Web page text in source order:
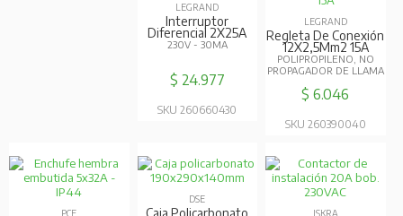
LEGRAND
Interruptor
Diferencial 2X25A
230V - 30MA
$ 24.977
SKU 260660430
LEGRAND
Regleta De Conexión
12X2,5Mm2 15A
POLIPROPILENO, NO
PROPAGADOR DE LLAMA
$ 6.046
SKU 260390040
PCE
DSE
Caja Policarbonato ISKRA